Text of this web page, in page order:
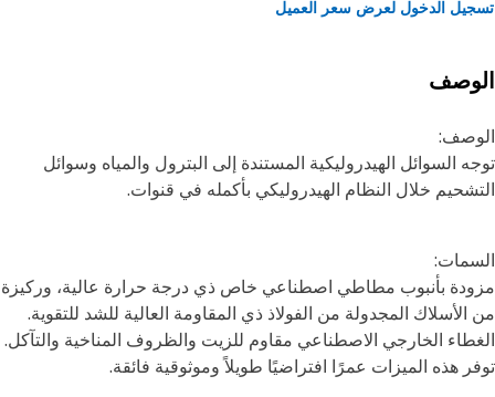
الدخول لعرض سعر العميل
السوائل الهيدروليكية المستندة إلى البترول والمياه وسوائل
خلال النظام الهيدروليكي بأكمله في قنوات.
بأنبوب مطاطي اصطناعي خاص ذي درجة حرارة عالية، وركيزة
المجدولة من الفولاذ ذي المقاومة العالية للشد للتقوية.
الخارجي الاصطناعي مقاوم للزيت والظروف المناخية والتآكل.
هذه الميزات عمرًا افتراضيًا طويلاً وموثوقية فائقة.